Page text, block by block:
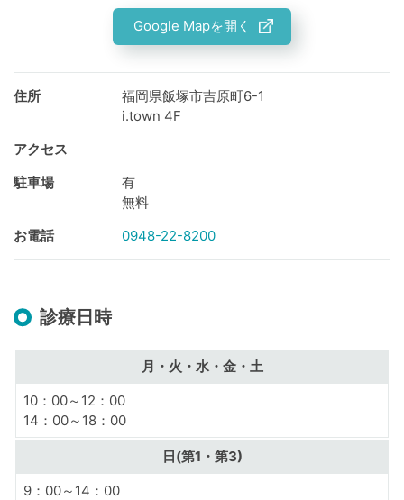
Google Mapを開く
住所
福岡県飯塚市吉原町6-1
i.town 4F
アクセス
駐車場
有
無料
お電話
0948-22-8200
診療日時
月・火・水・金・土
10：00～12：00
14：00～18：00
日(第1・第3)
9：00～14：00